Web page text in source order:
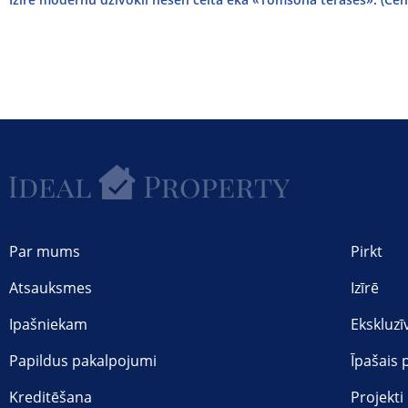
Par mums
Atsauksmes
Ipašniekam
Papildus pakalpojumi
Kreditēšana
Pirkt
Izīrē
Īpašais
Projekti